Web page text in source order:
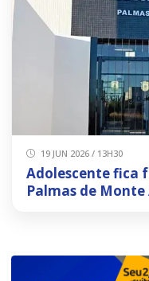
19 JUN 2026 / 13H30
Adolescente fica
Palmas de